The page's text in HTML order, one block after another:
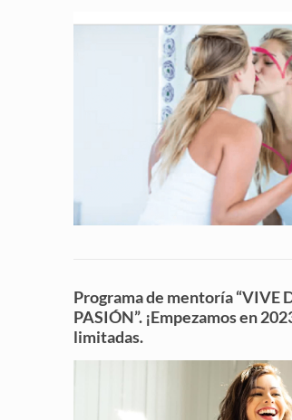
Programa de mentoría “VIVE
PASIÓN”. ¡Empezamos en
limitadas.